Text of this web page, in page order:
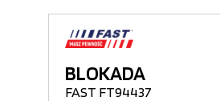
BLOKADA
FAST FT94437